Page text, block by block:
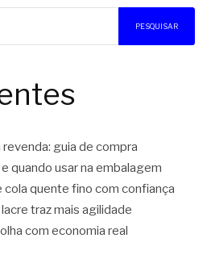
PESQUISAR
guia de compra
quando usar na embalagem
quente fino com confiança
traz mais agilidade
com economia real